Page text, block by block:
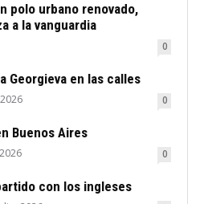
polo urbano renovado,
a la vanguardia
0
Georgieva en las calles
0
Buenos Aires
0
con los ingleses